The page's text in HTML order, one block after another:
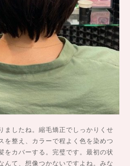
ましたね。縮毛矯正でしっかりくせ
を整え、カラーで程よく色を染めつ
をカバーする。完璧です。最初の状
んて、想像つかないですよね。みな